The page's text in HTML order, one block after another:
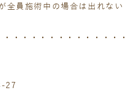
全員施術中の場合は出れない
・・・・・・・・・・・・・
27